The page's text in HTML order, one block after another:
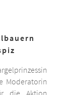
Moderatorin
die Aktion